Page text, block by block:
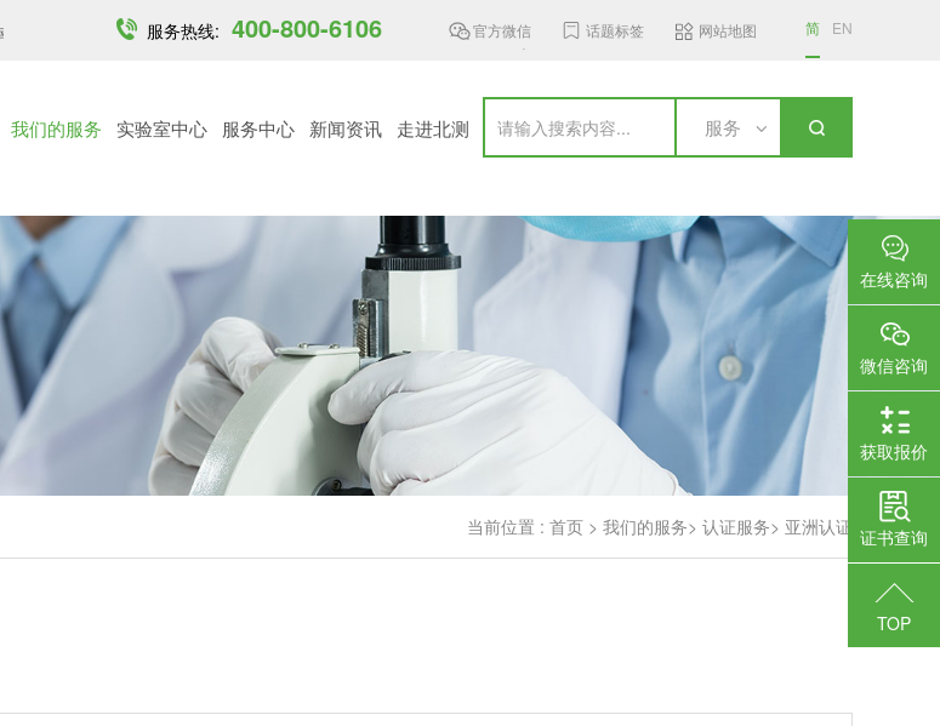
MST发布6 GHz频段无线接入设... 加拿大更新无线通信设备标准，新... 国家认监委新规：明年3月起充电...
服务热线: 400-800-6106 官方微信 话题标签 网站地图 简 EN
服务
我们的服务 实验室中心 服务中心 新闻资讯 走进北测
当前位置 : 首页 > 我们的服务> 认证服务> 亚洲认证
在线咨询
微信咨询
获取报价
证书查询
TOP